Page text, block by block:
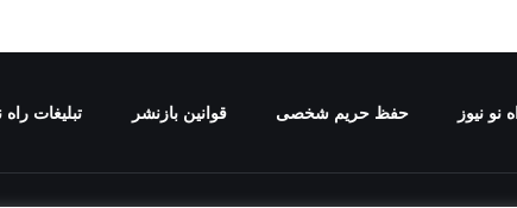
نو نیوز حفظ حریم شخصی قوانین بازنشر تبلیغات راه